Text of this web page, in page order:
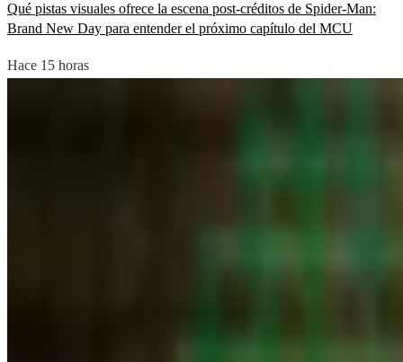
Qué pistas visuales ofrece la escena post-créditos de Spider-Man:
Brand New Day para entender el próximo capítulo del MCU
Hace 15 horas